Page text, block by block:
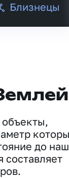
Близнецы
до